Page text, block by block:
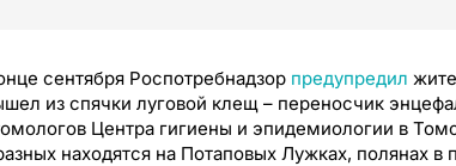
сентября Роспотребнадзор предупредил
из спячки луговой клещ – переносчик
Центра гигиены и эпидемиологии в
находятся на Потаповых Лужках, полянах